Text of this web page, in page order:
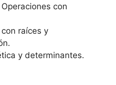
con
raíces y
y determinantes.